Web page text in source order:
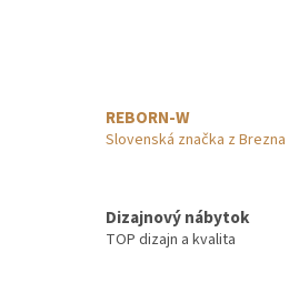
REBORN-W
Slovenská značka z Brezna
Dizajnový nábytok
TOP dizajn a kvalita